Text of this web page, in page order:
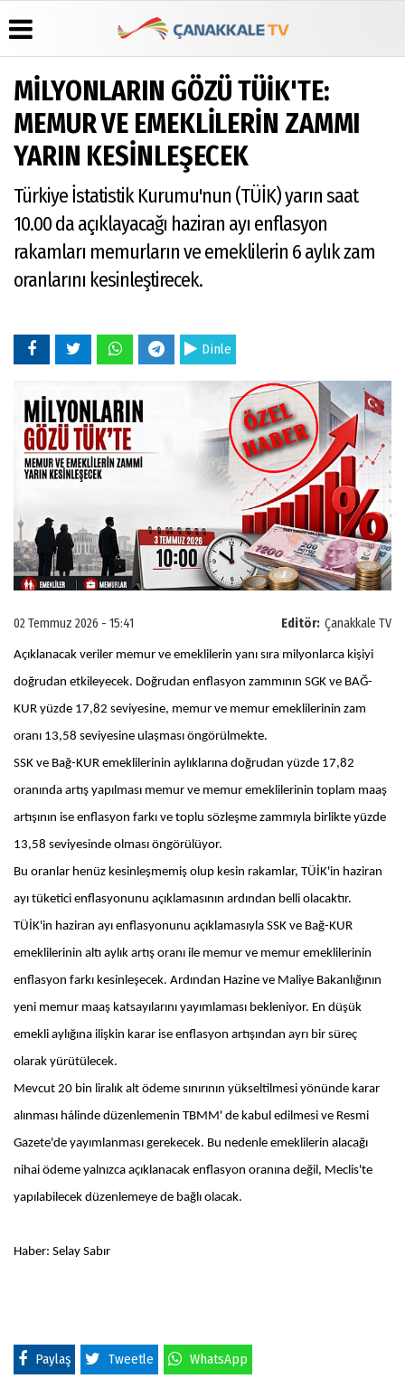
Üye Paneli
Haber
Arşivi
Arşivi
Günün
Haberleri
Hava
Durumu
Gazete
Manşetleri
Anketler
Biyografiler
Köşe
Yazarları
Video
Galeri
Foto
Galeri
Künye
İletişim
Gizlilik
İlkeleri
MİLYONLARIN GÖZÜ TÜİK'TE:
MEMUR VE EMEKLİLERİN ZAMMI
YARIN KESİNLEŞECEK
Türkiye İstatistik Kurumu'nun (TÜİK) yarın saat
10.00 da açıklayacağı haziran ayı enflasyon
rakamları memurların ve emeklilerin 6 aylık zam
oranlarını kesinleştirecek.
Dinle
Editör: Çanakkale TV
02 Temmuz 2026 - 15:41
Açıklanacak veriler memur ve emeklilerin yanı sıra milyonlarca kişiyi
doğrudan etkileyecek. Doğrudan enflasyon zammının SGK ve BAĞ-
KUR yüzde 17,82 seviyesine, memur ve memur emeklilerinin zam
oranı 13,58 seviyesine ulaşması öngörülmekte.
SSK ve Bağ-KUR emeklilerinin aylıklarına doğrudan yüzde 17,82
oranında artış yapılması memur ve memur emeklilerinin toplam maaş
artışının ise enflasyon farkı ve toplu sözleşme zammıyla birlikte yüzde
13,58 seviyesinde olması öngörülüyor.
Bu oranlar henüz kesinleşmemiş olup kesin rakamlar, TÜİK'in haziran
ayı tüketici enflasyonunu açıklamasının ardından belli olacaktır.
TÜİK'in haziran ayı enflasyonunu açıklamasıyla SSK ve Bağ-KUR
emeklilerinin altı aylık artış oranı ile memur ve memur emeklilerinin
enflasyon farkı kesinleşecek. Ardından Hazine ve Maliye Bakanlığının
yeni memur maaş katsayılarını yayımlaması bekleniyor. En düşük
emekli aylığına ilişkin karar ise enflasyon artışından ayrı bir süreç
olarak yürütülecek.
Mevcut 20 bin liralık alt ödeme sınırının yükseltilmesi yönünde karar
alınması hálinde düzenlemenin TBMM' de kabul edilmesi ve Resmi
Gazete'de yayımlanması gerekecek. Bu nedenle emeklilerin alacağı
nihai ödeme yalnızca açıklanacak enflasyon oranına değil, Meclis'te
yapılabilecek düzenlemeye de bağlı olacak.
Haber: Selay Sabır
Paylaş Tweetle WhatsApp